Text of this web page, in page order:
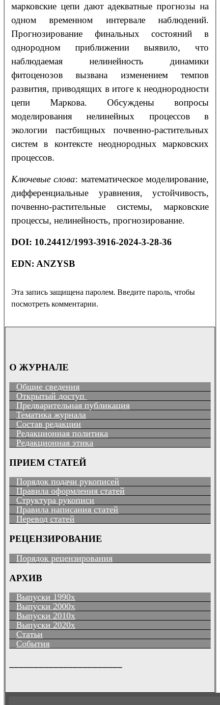
марковские цепи дают адекватные прогнозы на
одном временном интервале наблюдений.
Прогнозирование финальных состояний в
однородном приближении выявило, что
наблюдаемая нелинейность динамики
фитоценозов вызвана изменением темпов
развития, приводящих в итоге к неоднородности
цепи Маркова. Обсуждены вопросы
моделирования нелинейных процессов в
экологии пастбищных почвенно-растительных
систем в контексте неоднородных марковских
процессов.
Ключевые слова: математическое моделирование,
дифференциальные уравнения, устойчивость,
почвенно-растительные системы, марковские
процессы, нелинейность, прогнозирование.
DOI: 10.24412/1993-3916-2024-3-28-36
EDN: ANZYSB
Эта запись защищена паролем. Введите пароль, чтобы
посмотреть комментарии.
О ЖУРНАЛЕ
Общие сведения
Открытый доступ
Предварительная публикация
Тематика журнала
Состав редакции
Редакционная политика
Редакционная этика
ПРИЕМ СТАТЕЙ
Порядок подачи рукописей
Правила оформления статей
Структура рукописи
Правила написания статей
Перевод статей
РЕЦЕНЗИРОВАНИЕ
Порядок рецензирования
АРХИВ
Выпуски 1990х
Выпуски 2000х
Выпуски 2010х
Выпуски 2020х
Статьи
События